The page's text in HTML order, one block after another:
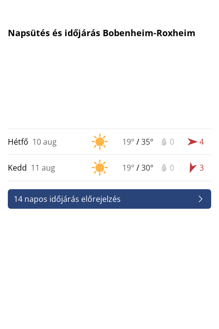
Napsütés és időjárás Bobenheim-Roxheim
Hétfő 10 aug 19° /35° 0 4
Kedd 11 aug 19° /30° 0 3
14 napos időjárás előrejelzés